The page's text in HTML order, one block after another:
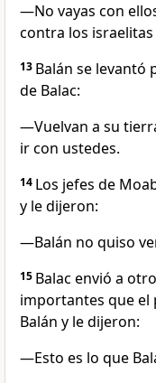
—No vayas con
contra los
13 Balán se levantó
de Balac:
—Vuelvan a su
ir con ustedes.
14 Los jefes de
y le dijeron:
—Balán no quiso
15 Balac envió a
importantes que
Balán y le dijeron:
—Esto es lo que